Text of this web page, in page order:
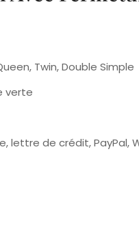
Twin, Double Simple
verte
lettre de crédit, PayPal,